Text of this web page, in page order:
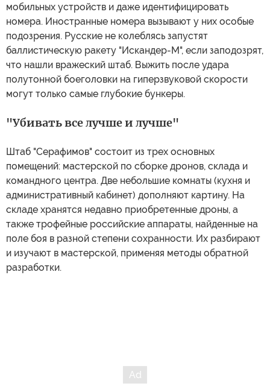
мобильных устройств и даже идентифицировать
номера. Иностранные номера вызывают у них особые
подозрения. Русские не колеблясь запустят
баллистическую ракету "Искандер-М", если заподозрят,
что нашли вражеский штаб. Выжить после удара
полутонной боеголовки на гиперзвуковой скорости
могут только самые глубокие бункеры.
"Убивать все лучше и лучше"
Штаб "Серафимов" состоит из трех основных
помещений: мастерской по сборке дронов, склада и
командного центра. Две небольшие комнаты (кухня и
административный кабинет) дополняют картину. На
складе хранятся недавно приобретенные дроны, а
также трофейные российские аппараты, найденные на
поле боя в разной степени сохранности. Их разбирают
и изучают в мастерской, применяя методы обратной
разработки.